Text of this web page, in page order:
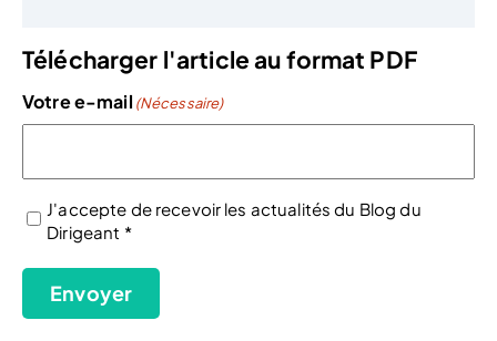
Télécharger l'article au format PDF
Votre e-mail (Nécessaire)
(Nécessaire)
J'accepte de recevoir les actualités du Blog du
Dirigeant *
Envoyer